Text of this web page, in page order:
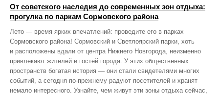
От советского наследия до современных зон отдыха:
прогулка по паркам Сормовского района
Лето — время ярких впечатлений: проведите его в парках
Сормовского района! Сормовский и Светлоярский парки, хоть
и расположены вдали от центра Нижнего Новгорода, неизменно
привлекают жителей и гостей города. У этих общественных
пространств богатая история — они стали свидетелями многих
событий, а сегодня по‑прежнему радуют посетителей и хранят
немало интересного. Узнайте, чем живут эти зоны отдыха сейчас,